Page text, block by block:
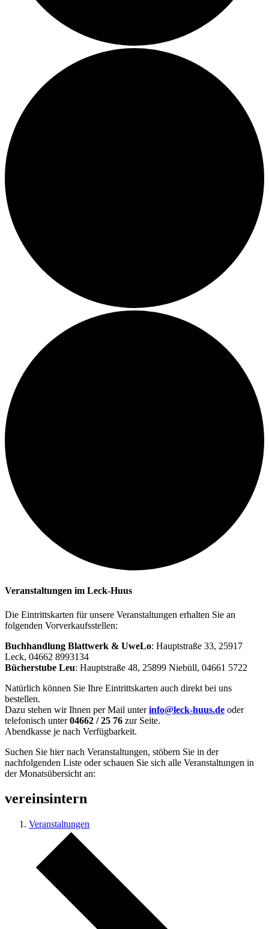
Veranstaltungen im Leck-Huus
Die Eintrittskarten für unsere Veranstaltungen erhalten Sie an
folgenden Vorverkaufsstellen:
Buchhandlung Blattwerk & UweLo: Hauptstraße 33, 25917
Leck, 04662 8993134
Bücherstube Leu: Hauptstraße 48, 25899 Niebüll, 04661 5722
Natürlich können Sie Ihre Eintrittskarten auch direkt bei uns
bestellen.
Dazu stehen wir Ihnen per Mail unterinfo@leck-huus.de oder
telefonisch unter04662 / 25 76 zur Seite.
Abendkasse je nach Verfügbarkeit.
Suchen Sie hier nach Veranstaltungen, stöbern Sie in der
nachfolgenden Liste oder schauen Sie sich alle Veranstaltungen in
der Monatsübersicht an:
vereinsintern
Veranstaltungen